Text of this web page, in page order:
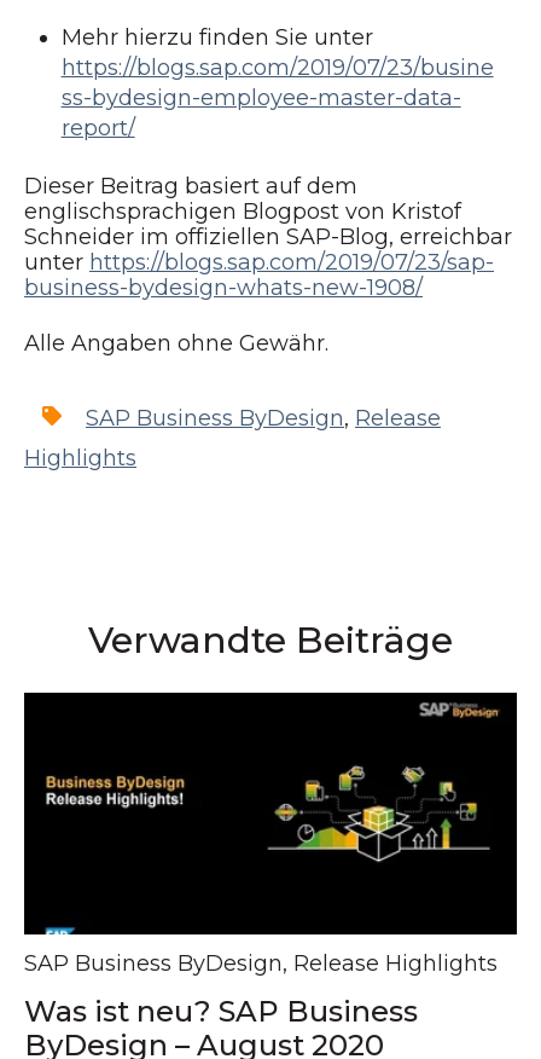
Mehr hierzu finden Sie unter
https://blogs.sap.com/2019/07/23/busine
ss-bydesign-employee-master-data-
report/
Dieser Beitrag basiert auf dem
englischsprachigen Blogpost von Kristof
Schneider im offiziellen SAP-Blog, erreichbar
unter https://blogs.sap.com/2019/07/23/sap-
business-bydesign-whats-new-1908/
Alle Angaben ohne Gewähr.
SAP Business ByDesign, Release
Highlights
Verwandte Beiträge
SAP Business ByDesign, Release Highlights
Was ist neu? SAP Business
ByDesign – August 2020